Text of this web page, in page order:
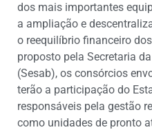
dos mais importantes
a ampliação e
o reequilíbrio financeiro
proposto pela Secretaria
(Sesab), os consórcios
terão a participação do
responsáveis pela gestão
como unidades de pronto